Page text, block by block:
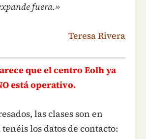
fuera.»
Teresa Rivera
que el centro Eolh ya
está operativo.
las clases son en
los datos de contacto: